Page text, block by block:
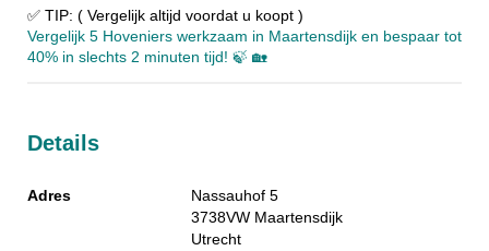
✅ TIP: ( Vergelijk altijd voordat u koopt )
Vergelijk 5 Hoveniers werkzaam in Maartensdijk en bespaar tot
40% in slechts 2 minuten tijd! 🍃 🏡
Details
Adres
Nassauhof 5
3738VW Maartensdijk
Utrecht